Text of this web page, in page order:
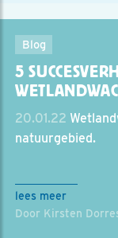
Blog
5
20.01.22
natuurgebied.
lees meer
Door Kirsten